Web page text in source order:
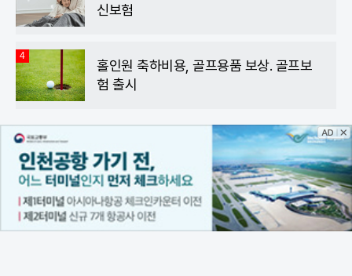
신보험
4
홀인원 축하비용, 골프용품 보상. 골프보
험 출시